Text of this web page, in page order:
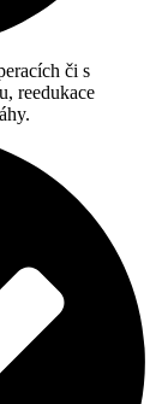
či s
reedukace